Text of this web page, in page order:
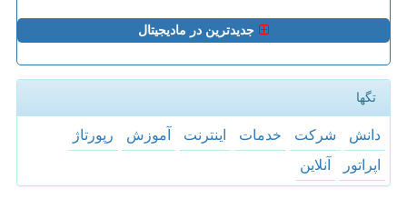
جدیدترین در مادیجیتال
تگها
دانش شركت خدمات اینترنت آموزش
رپورتاژ
اپراتور
آنلاین